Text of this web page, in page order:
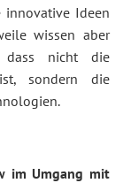
innovative Ideen
wissen aber
dass nicht die
sondern die
im Umgang mit